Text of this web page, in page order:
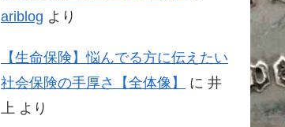
ariblog より
【生命保険】悩んでる方に伝えたい
社会保険の手厚さ【全体像】
に 井
上 より